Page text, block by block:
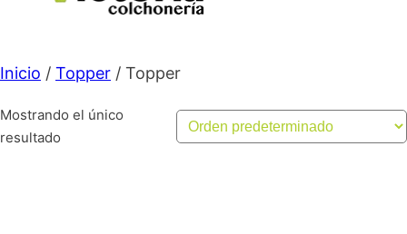
Inicio / Topper / Topper
Mostrando el único
resultado